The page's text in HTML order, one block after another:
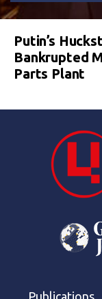
Putin’s
Bankrupted
Parts Plant
Publications